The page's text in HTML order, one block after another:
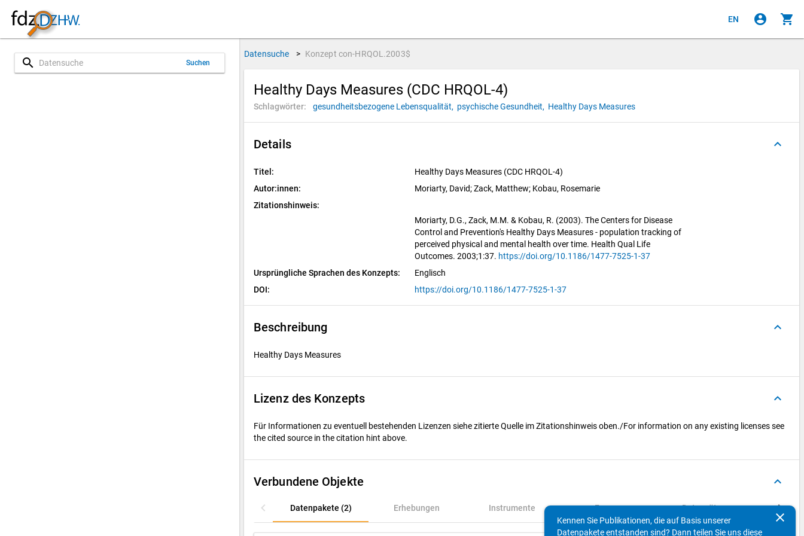
EN account_circle shopping_cart
search Suchen
Datensuche > Konzept con-HRQOL.2003$
Healthy Days Measures (CDC HRQOL-4)
Schlagwörter: gesundheitsbezogene Lebensqualität, psychische Gesundheit, Healthy Days Measures
Details keyboard_arrow_up
Titel:
Healthy Days Measures (CDC HRQOL-4)
Autor:innen:
Moriarty, David; Zack, Matthew; Kobau, Rosemarie
Zitationshinweis:
Moriarty, D.G., Zack, M.M. & Kobau, R. (2003). The Centers for Disease
Control and Prevention's Healthy Days Measures - population tracking of
perceived physical and mental health over time. Health Qual Life
Outcomes. 2003;1:37. https://doi.org/10.1186/1477-7525-1-37
Ursprüngliche Sprachen des Konzepts:
Englisch
DOI:
https://doi.org/10.1186/1477-7525-1-37
Beschreibung keyboard_arrow_up
Healthy Days Measures
Lizenz des Konzepts keyboard_arrow_up
Für Informationen zu eventuell bestehenden Lizenzen siehe zitierte Quelle im Zitationshinweis oben./For information on any existing licenses see
the cited source in the citation hint above.
Verbundene Objekte keyboard_arrow_up
Datenpakete (2) Erhebungen Instrumente Fragen Datensätze
Datenpakete (2)
clear
Kennen Sie Publikationen, die auf Basis unserer
Datenpakete entstanden sind? Dann teilen Sie uns diese